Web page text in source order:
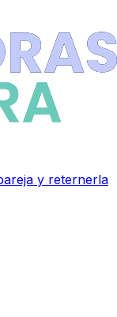
y reternerla